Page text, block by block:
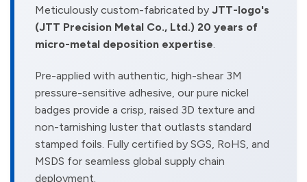
Meticulously custom-fabricated by JTT-logo's
(JTT Precision Metal Co., Ltd.) 20 years of
micro-metal deposition expertise.
Pre-applied with authentic, high-shear 3M
pressure-sensitive adhesive, our pure nickel
badges provide a crisp, raised 3D texture and
non-tarnishing luster that outlasts standard
stamped foils. Fully certified by SGS, RoHS, and
MSDS for seamless global supply chain
deployment.